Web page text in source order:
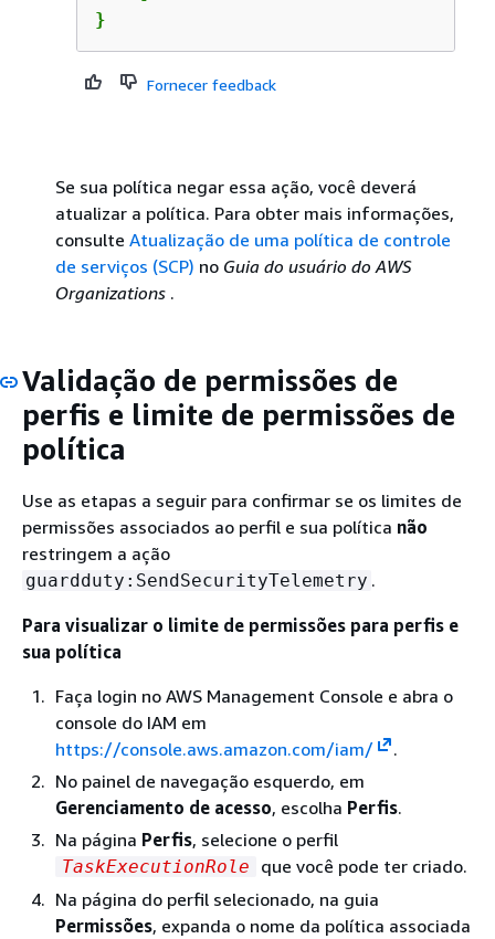
}
Fornecer feedback
Se sua política negar essa ação, você deverá
atualizar a política. Para obter mais informações,
consulte Atualização de uma política de controle
de serviços (SCP) no Guia do usuário do AWS
Organizations .
Validação de permissões de
perfis e limite de permissões de
política
Use as etapas a seguir para confirmar se os limites de
permissões associados ao perfil e sua política não
restringem a ação
guardduty:SendSecurityTelemetry .
Para visualizar o limite de permissões para perfis e
sua política
Faça login no AWS Management Console e abra o
console do IAM em
https://console.aws.amazon.com/iam/
.
No painel de navegação esquerdo, em
Gerenciamento de acesso, escolha Perfis.
Na página Perfis, selecione o perfil
TaskExecutionRole
que você pode ter criado.
Na página do perfil selecionado, na guia
Permissões, expanda o nome da política associada